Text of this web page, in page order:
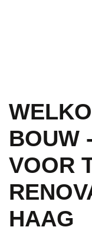
BOUW
VOOR
HAAG